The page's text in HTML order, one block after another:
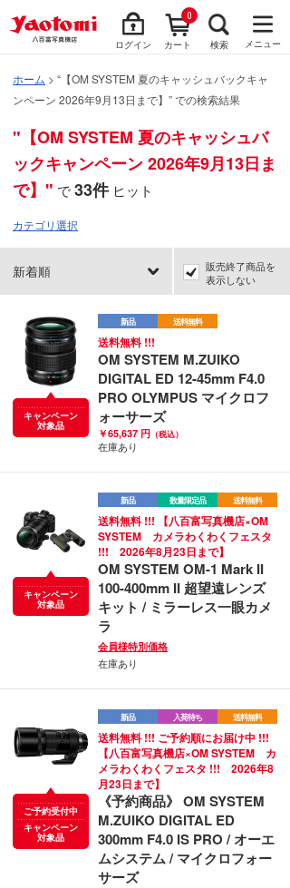
ログイン カート
0
検索 メニュー
ホーム > “【OM SYSTEM 夏のキャッシュバックキャ
ンペーン 2026年9月13日まで】” での検索結果
"【OM SYSTEM 夏のキャッシュバ
ックキャンペーン 2026年9月13日ま
で】" で33件ヒット
カテゴリ選択
新着順
販売終了商品を
表示しない
キャンペーン
対象品
新品 送料無料
送料無料 !!!
OM SYSTEM M.ZUIKO
DIGITAL ED 12-45mm F4.0
PRO OLYMPUS マイクロフ
ォーサーズ
￥65,637 円 （税込）
在庫あり
キャンペーン
対象品
新品 数量限定品 送料無料
送料無料 !!! 【八百富写真機店×OM
SYSTEM カメラわくわくフェスタ
!!! 2026年8月23日まで】
OM SYSTEM OM-1 Mark II
100-400mm II 超望遠レンズ
キット / ミラーレス一眼カメ
ラ
会員様特別価格
在庫あり
ご予約受付中
キャンペーン
対象品
新品 入荷待ち 送料無料
送料無料 !!! ご予約順にお届け中 !!!
【八百富写真機店×OM SYSTEM カ
メラわくわくフェスタ !!! 2026年8
月23日まで】
《予約商品》 OM SYSTEM
M.ZUIKO DIGITAL ED
300mm F4.0 IS PRO / オーエ
ムシステム / マイクロフォー
サーズ